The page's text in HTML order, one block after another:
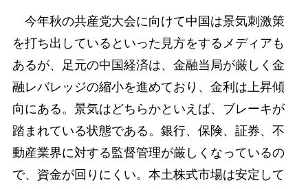
今年秋の共産党大会に向けて中国は景気刺激策
を打ち出しているといった見方をするメディアも
あるが、足元の中国経済は、金融当局が厳しく金
融レバレッジの縮小を進めており、金利は上昇傾
向にある。景気はどちらかといえば、ブレーキが
踏まれている状態である。銀行、保険、証券、不
動産業界に対する監督管理が厳しくなっているの
で、資金が回りにくい。本土株式市場は安定して